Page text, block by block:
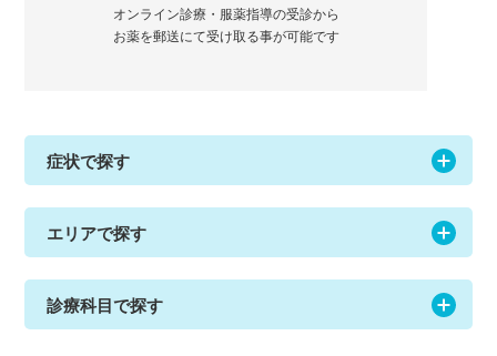
オンライン診療・服薬指導の受診から
お薬を郵送にて受け取る事が可能です
症状で探す
エリアで探す
診療科目で探す